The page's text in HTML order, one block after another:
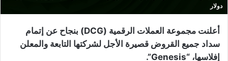
دولار
أعلنت مجموعة العملات الرقمية (DCG) بنجاح عن إتمام
سداد جميع القروض قصيرة الأجل لشركتها التابعة والمعلن
إفلاسها، “Genesis”.